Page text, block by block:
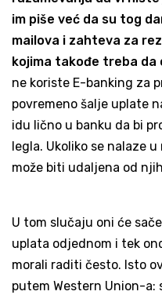
im piše već da su tog
mailova i zahteva za
kojima takođe treba da
ne koriste E-banking za
povremeno šalje uplate
idu lično u banku da bi
legla. Ukoliko se nalaze
može biti udaljena od
U tom slučaju oni će
uplata odjednom i tek
morali raditi često. Isto
putem Western Union-a: